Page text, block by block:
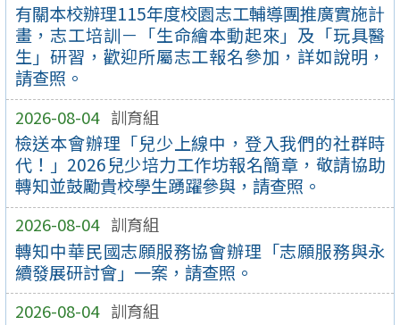
有關本校辦理115年度校園志工輔導團推廣實施計
畫，志工培訓－「生命繪本動起來」及「玩具醫
生」研習，歡迎所屬志工報名參加，詳如說明，
請查照。
2026-08-04 訓育組
檢送本會辦理「兒少上線中，登入我們的社群時
代！」2026兒少培力工作坊報名簡章，敬請協助
轉知並鼓勵貴校學生踴躍參與，請查照。
2026-08-04 訓育組
轉知中華民國志願服務協會辦理「志願服務與永
續發展研討會」一案，請查照。
2026-08-04 訓育組